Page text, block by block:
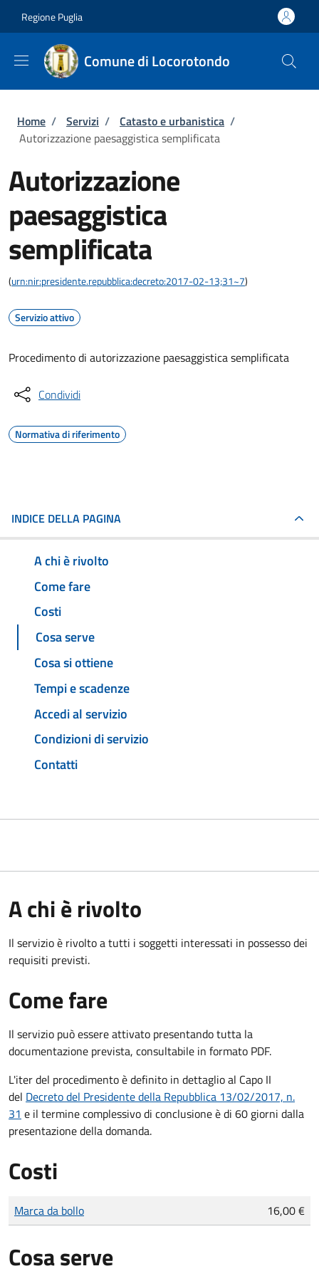
Regione Puglia
Comune di Locorotondo
Briciole di pane
Home / Servizi / Catasto e urbanistica /
Autorizzazione paesaggistica semplificata
Autorizzazione
paesaggistica
semplificata
(urn:nir:presidente.repubblica:decreto:2017-02-13;31~7)
Servizio attivo
Procedimento di autorizzazione paesaggistica semplificata
Condividi
Normativa di riferimento
INDICE DELLA PAGINA
A chi è rivolto
Come fare
Costi
Cosa serve
Cosa si ottiene
Tempi e scadenze
Accedi al servizio
Condizioni di servizio
Contatti
A chi è rivolto
Il servizio è rivolto a tutti i soggetti interessati in possesso dei
requisiti previsti.
Come fare
Il servizio può essere attivato presentando tutta la
documentazione prevista, consultabile in formato PDF.
L'iter del procedimento è definito in dettaglio al Capo II
del Decreto del Presidente della Repubblica 13/02/2017, n.
31 e il termine complessivo di conclusione è di 60 giorni dalla
presentazione della domanda.
Costi
Tipo di pagamento
Importo
Marca da bollo 16,00 €
Cosa serve